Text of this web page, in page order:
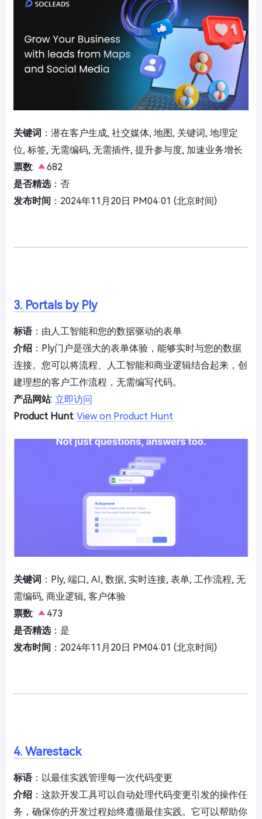
关键词 ：潜在客户生成, 社交媒体, 地图, 关键词, 地理定
位, 标签, 无需编码, 无需插件, 提升参与度, 加速业务增长
票数:
682
是否精选：否
发布时间 ：2024年11月20日 PM04:01 (北京时间)
3. Portals by Ply
标语：由人工智能和您的数据驱动的表单
介绍 ：Ply门户是强大的表单体验，能够实时与您的数据
连接。您可以将流程、人工智能和商业逻辑结合起来，创
建理想的客户工作流程，无需编写代码。
产品网站: 立即访问
Product Hunt: View on Product Hunt
关键词 ：Ply, 端口, AI, 数据, 实时连接, 表单, 工作流程, 无
需编码, 商业逻辑, 客户体验
票数:
473
是否精选：是
发布时间 ：2024年11月20日 PM04:01 (北京时间)
4. Warestack
标语：以最佳实践管理每一次代码变更
介绍 ：这款开发工具可以自动处理代码变更引发的操作任
务，确保你的开发过程始终遵循最佳实践。它可以帮助你